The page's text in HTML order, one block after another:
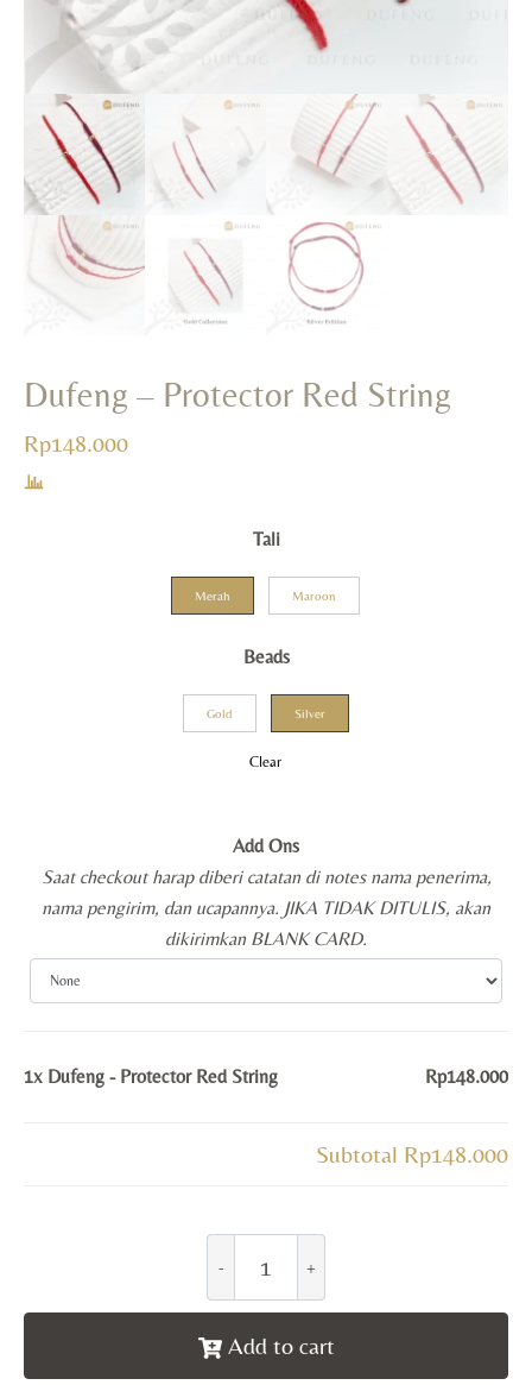
Dufeng – Protector Red String
Rp148.000
Tali
Merah Maroon
Beads
Gold Silver
Clear
Add Ons
Saat checkout harap diberi catatan di notes nama penerima,
nama pengirim, dan ucapannya. JIKA TIDAK DITULIS, akan
dikirimkan BLANK CARD.
1x Dufeng - Protector Red String Rp148.000
Subtotal Rp148.000
Add to cart